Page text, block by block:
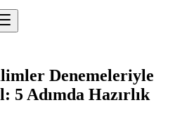
Denemeleriyle
5 Adımda Hazırlık